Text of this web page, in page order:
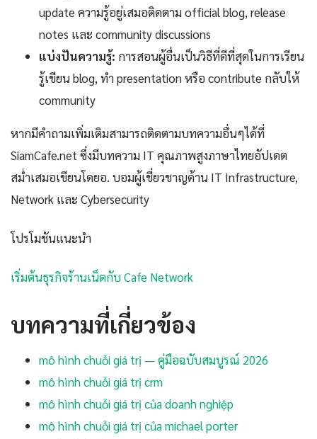
update ความรู้อยู่เสมอติดตาม official blog, release
notes และ community discussions
แบ่งปันความรู้: การสอนผู้อื่นเป็นวิธีที่ดีที่สุดในการเรียน
รู้เขียน blog, ทำ presentation หรือ contribute กลับให้
community
หากมีคำถามเพิ่มเติมสามารถติดตามบทความอื่นๆได้ที่
SiamCafe.net ซึ่งมีบทความ IT คุณภาพสูงภาษาไทยอัปเดต
สม่ำเสมอเขียนโดยอ. บอมผู้เชี่ยวชาญด้าน IT Infrastructure,
Network และ Cybersecurity
โปรโมชันแนะนำ
เริ่มต้นธุรกิจร้านเน็ตกับ Cafe Network
บทความที่เกี่ยวข้อง
mô hình chuỗi giá trị — คู่มือฉบับสมบูรณ์ 2026
mô hình chuỗi giá trị crm
mô hình chuỗi giá trị của doanh nghiệp
mô hình chuỗi giá trị của michael porter